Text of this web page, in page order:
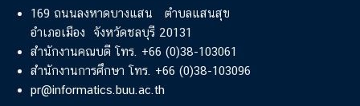
169 ถนนลงหาดบางแสน ตำบลแสนสุข
อำเภอเมือง จังหวัดชลบุรี 20131
สำนักงานคณบดี โทร. +66 (0)38-103061
สำนักงานการศึกษา โทร. +66 (0)38-103096
pr@informatics.buu.ac.th